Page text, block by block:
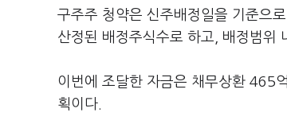
구주주 청약은 신주배정일을 기준으
산정된 배정주식수로 하고, 배정범위
이번에 조달한 자금은 채무상환 465
획이다.